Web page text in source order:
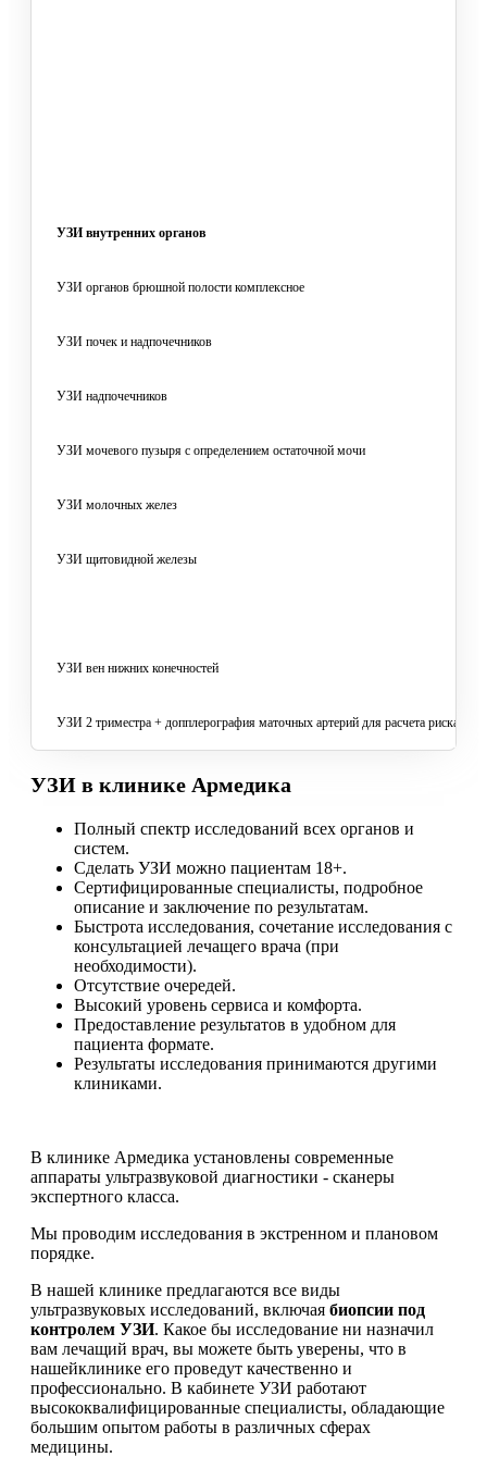
УЗИ внутренних органов
УЗИ органов брюшной полости комплексное
УЗИ почек и надпочечников
УЗИ надпочечников
УЗИ мочевого пузыря с определением остаточной мочи
УЗИ молочных желез
УЗИ щитовидной железы
УЗИ вен нижних конечностей
УЗИ 2 триместра + допплерография маточных артерий для расчета риска ПЭ
УЗИ в клинике Армедика
Полный спектр исследований всех органов и
систем.
Сделать УЗИ можно пациентам 18+.
Сертифицированные специалисты, подробное
описание и заключение по результатам.
Быстрота исследования, сочетание исследования с
консультацией лечащего врача (при
необходимости).
Отсутствие очередей.
Высокий уровень сервиса и комфорта.
Предоставление результатов в удобном для
пациента формате.
Результаты исследования принимаются другими
клиниками.
В клинике Армедика установлены современные
аппараты ультразвуковой диагностики - сканеры
экспертного класса.
Мы проводим исследования в экстренном и плановом
порядке.
В нашей клинике предлагаются все виды
ультразвуковых исследований, включая биопсии под
контролем УЗИ. Какое бы исследование ни назначил
вам лечащий врач, вы можете быть уверены, что в
нашейклинике его проведут качественно и
профессионально. В кабинете УЗИ работают
высококвалифицированные специалисты, обладающие
большим опытом работы в различных сферах
медицины.